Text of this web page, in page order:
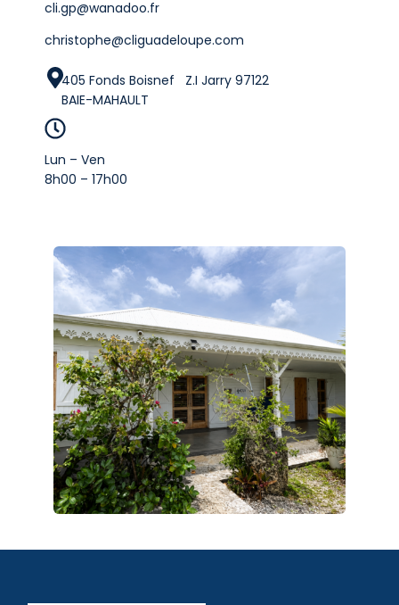
cli.gp@wanadoo.fr
christophe@cliguadeloupe.com
405 Fonds Boisnef Z.I Jarry 97122
BAIE-MAHAULT
Lun – Ven
8h00 – 17h00